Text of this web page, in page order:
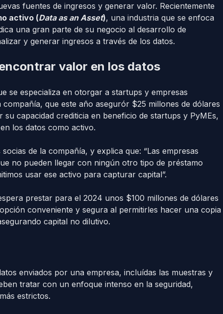
fuentes de ingresos y generar valor. Recientemente
activo (Data as an Asset), una industria que se enfoca
una gran parte de su negocio al desarrollo de
y generar ingresos a través de los datos.
valor en los datos
se especializa en otorgar a startups y empresas
que este año asegurór $25 millones de dólares
capacidad crediticia en beneficio de startups y PyMEs,
los datos como activo.
de la compañía, y explica que: “Las empresas
no pueden llegar con ningún otro tipo de préstamo
usar ese activo para capturar capital”.
prestar para el 2024 unos $100 millones de dólares
conveniente y segura al permitirles hacer una copia
capital no dilutivo.
enviados por una empresa, incluídas las muestras y
tratar con un enfoque intenso en la seguridad,
estrictos.